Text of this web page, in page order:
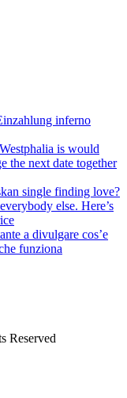
inferno
is would
the next date together
single finding love?
else. Here’s
a divulgare cos’e
funziona
Reserved